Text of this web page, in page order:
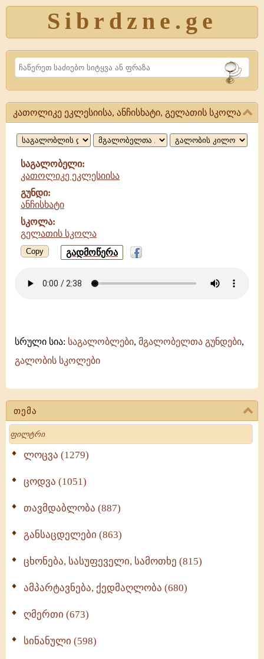
Sibrdzne.ge
Search
თემა
Search
ლოცვა (1279)
ცოდვა (1051)
თავმდაბლობა (887)
განსაცდელები (863)
ცხონება, სასუფეველი, სამოთხე (815)
ამპარტავნება, ქედმაღლობა (680)
ღმერთი (673)
სინანული (598)
კათოლიკე
ეკლესიისა,
ანჩისხატი,
გელათის
სკოლა
კათოლიკე ეკლესიისა, ანჩისხატი, გელათის სკოლა
საგალობელი:
კათოლიკე ეკლესიისა
გუნდი:
ანჩისხატი
სკოლა:
გელათის სკოლა
Copy გადმოწერა
სრული სია: საგალობლები, მგალობელთა გუნდები,
გალობის სკოლები